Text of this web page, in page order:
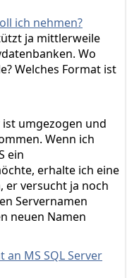
ich nehmen?
ja mittlerweile
Wo
Welches Format ist
umgezogen und
Wenn ich
ein
erhalte ich eine
er versucht ja noch
Servernamen
neuen Namen
MS SQL Server